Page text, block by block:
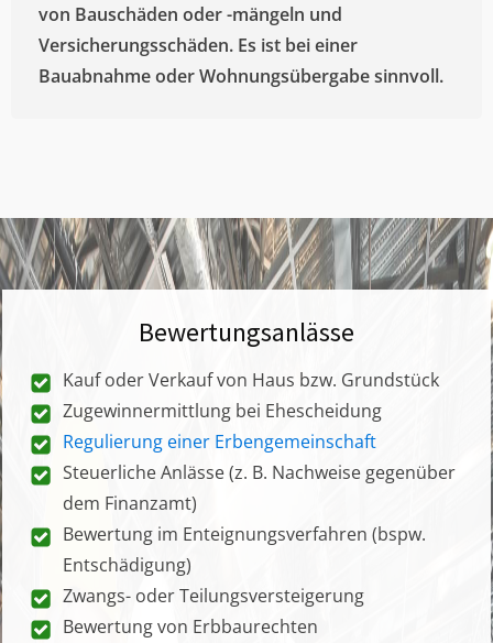
von Bauschäden oder -mängeln und
Versicherungsschäden. Es ist bei einer
Bauabnahme oder Wohnungsübergabe sinnvoll.
Bewertungsanlässe
Kauf oder Verkauf von Haus bzw. Grundstück
Zugewinnermittlung bei Ehescheidung
Regulierung einer Erbengemeinschaft
Steuerliche Anlässe (z. B. Nachweise gegenüber
dem Finanzamt)
Bewertung im Enteignungsverfahren (bspw.
Entschädigung)
Zwangs- oder Teilungsversteigerung
Bewertung von Erbbaurechten